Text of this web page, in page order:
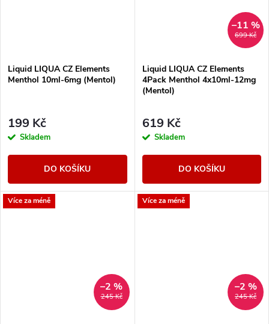
Liquid LIQUA CZ Elements
Menthol 10ml-6mg (Mentol)
199 Kč
Skladem
DO KOŠÍKU
699 Kč
–11 %
Liquid LIQUA CZ Elements
4Pack Menthol 4x10ml-12mg
(Mentol)
619 Kč
Skladem
DO KOŠÍKU
Více za méně
245 Kč
–2 %
Více za méně
245 Kč
–2 %